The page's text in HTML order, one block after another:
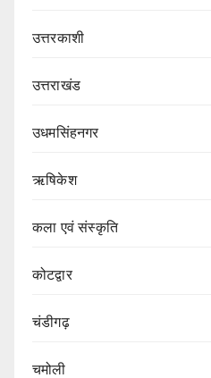
उत्तरकाशी
उत्तराखंड
उधमसिंहनगर
ऋषिकेश
कला एवं संस्कृति
कोटद्वार
चंडीगढ़
चमोली